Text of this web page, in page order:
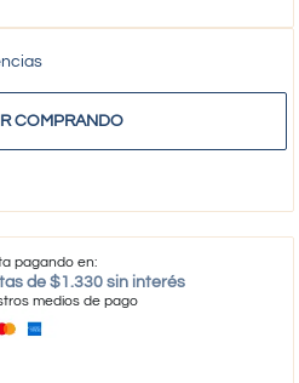
COMPRANDO
pagando en:
de $1.330 sin interés
medios de pago